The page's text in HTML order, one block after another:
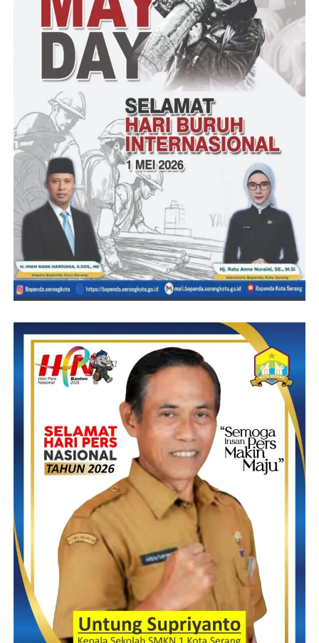
penerima dana insentif dengan melaporkan pemotongan tersebut.
Bahkan, ja mengaku kejadian itu merupakan kali kedua pada
tahun 2024. Untuk itu, ia meminta agar Camat Munjul dapat
turun tangan mengatasi permasalahan tersebut.
“Uang insentif ini kan per empat bulan cair nya, ini
sudah dua kali pencairan, selalu dipotong tanpa
kejelasan dan musyawarah. Kami minta Camat Munjul
segera turun tangan agar uang potongan ini dapat
dikembalikan kepada penerima,” ungkapnya. (Dinar)
Baca juga :https://klikviral.com/pjs-desa-munjul-
diduga-potong-dana-insentif-rt-rw-dan-guru-ngaji/?
amp=1
Post Views: 28